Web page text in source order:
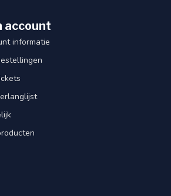
account
informatie